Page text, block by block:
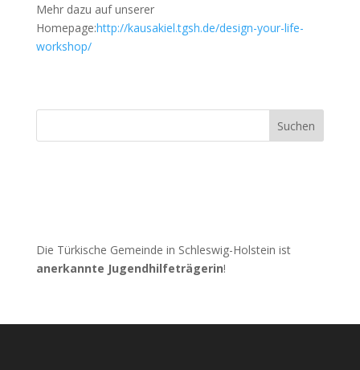
Mehr dazu auf unserer
Homepage:http://kausakiel.tgsh.de/design-your-life-
workshop/
Suchen
Die Türkische Gemeinde in Schleswig-Holstein ist
anerkannte Jugendhilfeträgerin!